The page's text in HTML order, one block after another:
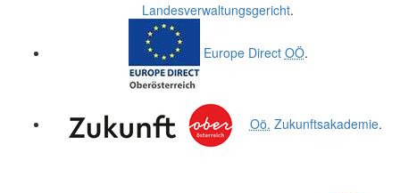
Landesverwaltungsgericht.
Europe Direct OÖ.
Oö. Zukunftsakademie.